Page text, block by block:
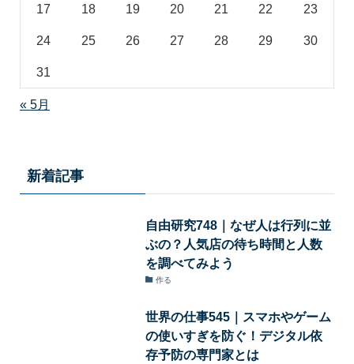
17 18 19 20 21 22 23
24 25 26 27 28 29 30
31
« 5月
新着記事
自由研究748｜なぜ人は行列に並
ぶの？人気店の待ち時間と人数
を調べてみよう
作る
世界の仕事545｜スマホやゲーム
の使いすぎを防ぐ！デジタル依
存予防の専門家とは